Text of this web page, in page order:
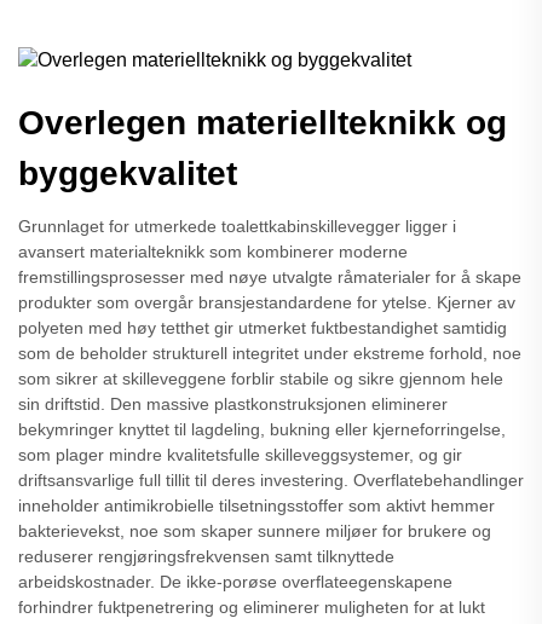
Overlegen materiellteknikk og
byggekvalitet
Grunnlaget for utmerkede toalettkabinskillevegger ligger i
avansert materialteknikk som kombinerer moderne
fremstillingsprosesser med nøye utvalgte råmaterialer for å skape
produkter som overgår bransjestandardene for ytelse. Kjerner av
polyeten med høy tetthet gir utmerket fuktbestandighet samtidig
som de beholder strukturell integritet under ekstreme forhold, noe
som sikrer at skilleveggene forblir stabile og sikre gjennom hele
sin driftstid. Den massive plastkonstruksjonen eliminerer
bekymringer knyttet til lagdeling, bukning eller kjerneforringelse,
som plager mindre kvalitetsfulle skilleveggsystemer, og gir
driftsansvarlige full tillit til deres investering. Overflatebehandlinger
inneholder antimikrobielle tilsetningsstoffer som aktivt hemmer
bakterievekst, noe som skaper sunnere miljøer for brukere og
reduserer rengjøringsfrekvensen samt tilknyttede
arbeidskostnader. De ikke-porøse overflateegenskapene
forhindrer fuktpenetrering og eliminerer muligheten for at lukt